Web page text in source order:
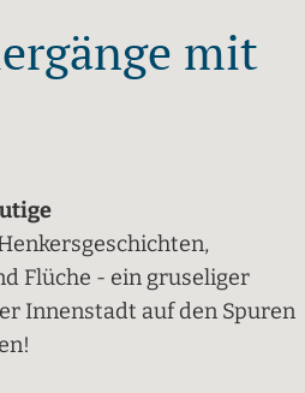
mit
Flüche - ein gruseliger
Innenstadt auf den Spuren